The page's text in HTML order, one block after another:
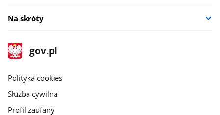
Na skróty
stopka
gov.pl
Strona
gov.pl
gov.pl
Polityka cookies
Służba cywilna
Profil zaufany